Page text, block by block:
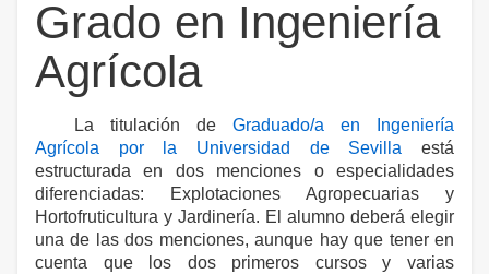
Grado en Ingeniería
Agrícola
La titulación de Graduado/a en Ingeniería
Agrícola por la Universidad de Sevilla está
estructurada en dos menciones o especialidades
diferenciadas: Explotaciones Agropecuarias y
Hortofruticultura y Jardinería. El alumno deberá elegir
una de las dos menciones, aunque hay que tener en
cuenta que los dos primeros cursos y varias